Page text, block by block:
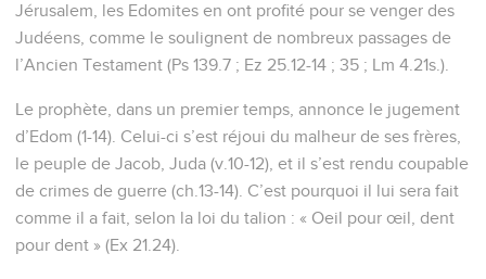
Jérusalem, les Edomites en ont profité pour se venger des
Judéens, comme le soulignent de nombreux passages de
l’Ancien Testament (Ps 139.7 ; Ez 25.12-14 ; 35 ; Lm 4.21s.).
Le prophète, dans un premier temps, annonce le jugement
d’Edom (1-14). Celui-ci s’est réjoui du malheur de ses frères,
le peuple de Jacob, Juda (v.10-12), et il s’est rendu coupable
de crimes de guerre (ch.13-14). C’est pourquoi il lui sera fait
comme il a fait, selon la loi du talion : « Oeil pour œil, dent
pour dent » (Ex 21.24).